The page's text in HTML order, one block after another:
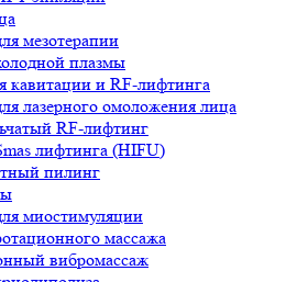
мезотерапии
плазмы
кавитации и RF-лифтинга
лазерного омоложения лица
RF-лифтинг
лифтинга (HIFU)
пилинг
миостимуляции
массажа
вибромассаж